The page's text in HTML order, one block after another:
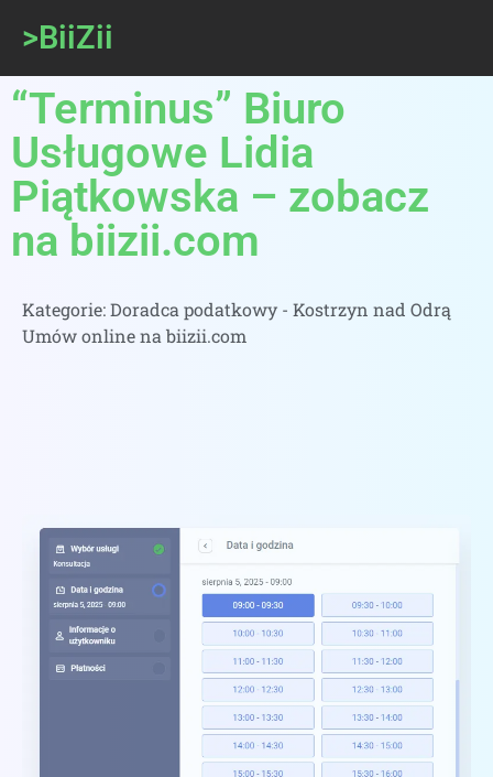
>BiiZii
“Terminus” Biuro
Usługowe Lidia
Piątkowska – zobacz
na biizii.com
Kategorie:Doradca podatkowy - Kostrzyn nad Odrą
Umów online na biizii.com